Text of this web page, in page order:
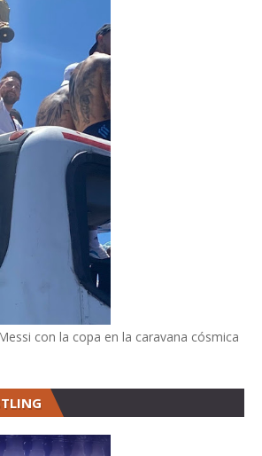
con la copa en la caravana cósmica